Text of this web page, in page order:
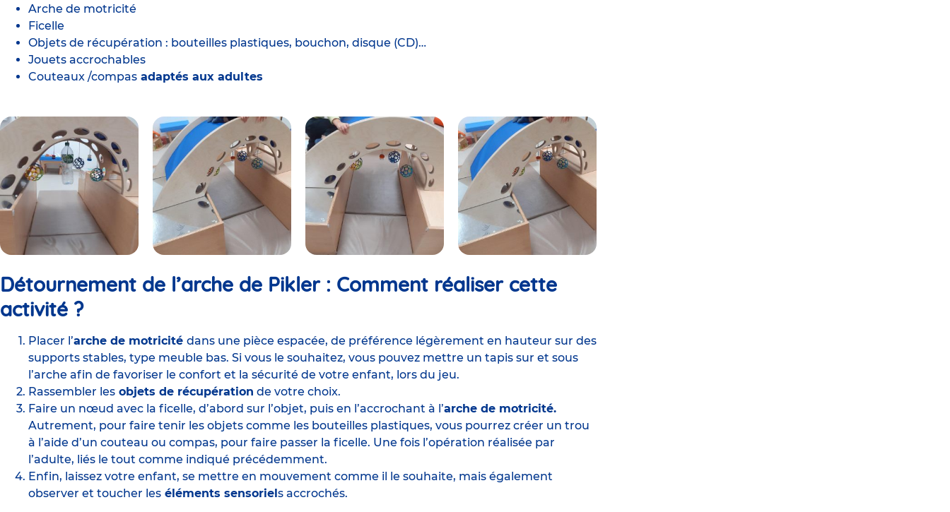
Arche de motricité
Ficelle
Objets de récupération : bouteilles plastiques, bouchon, disque (CD)…
Jouets accrochables
Couteaux /compas adaptés aux adultes
Détournement de l’arche de Pikler : Comment réaliser cette
activité ?
Placer l’arche de motricité dans une pièce espacée, de préférence légèrement en hauteur sur des
supports stables, type meuble bas. Si vous le souhaitez, vous pouvez mettre un tapis sur et sous
l’arche afin de favoriser le confort et la sécurité de votre enfant, lors du jeu.
Rassembler les objets de récupération de votre choix.
Faire un nœud avec la ficelle, d’abord sur l’objet, puis en l’accrochant à l’arche de motricité.
Autrement, pour faire tenir les objets comme les bouteilles plastiques, vous pourrez créer un trou
à l’aide d’un couteau ou compas, pour faire passer la ficelle. Une fois l’opération réalisée par
l’adulte, liés le tout comme indiqué précédemment.
Enfin, laissez votre enfant, se mettre en mouvement comme il le souhaite, mais également
observer et toucher les éléments sensoriels accrochés.